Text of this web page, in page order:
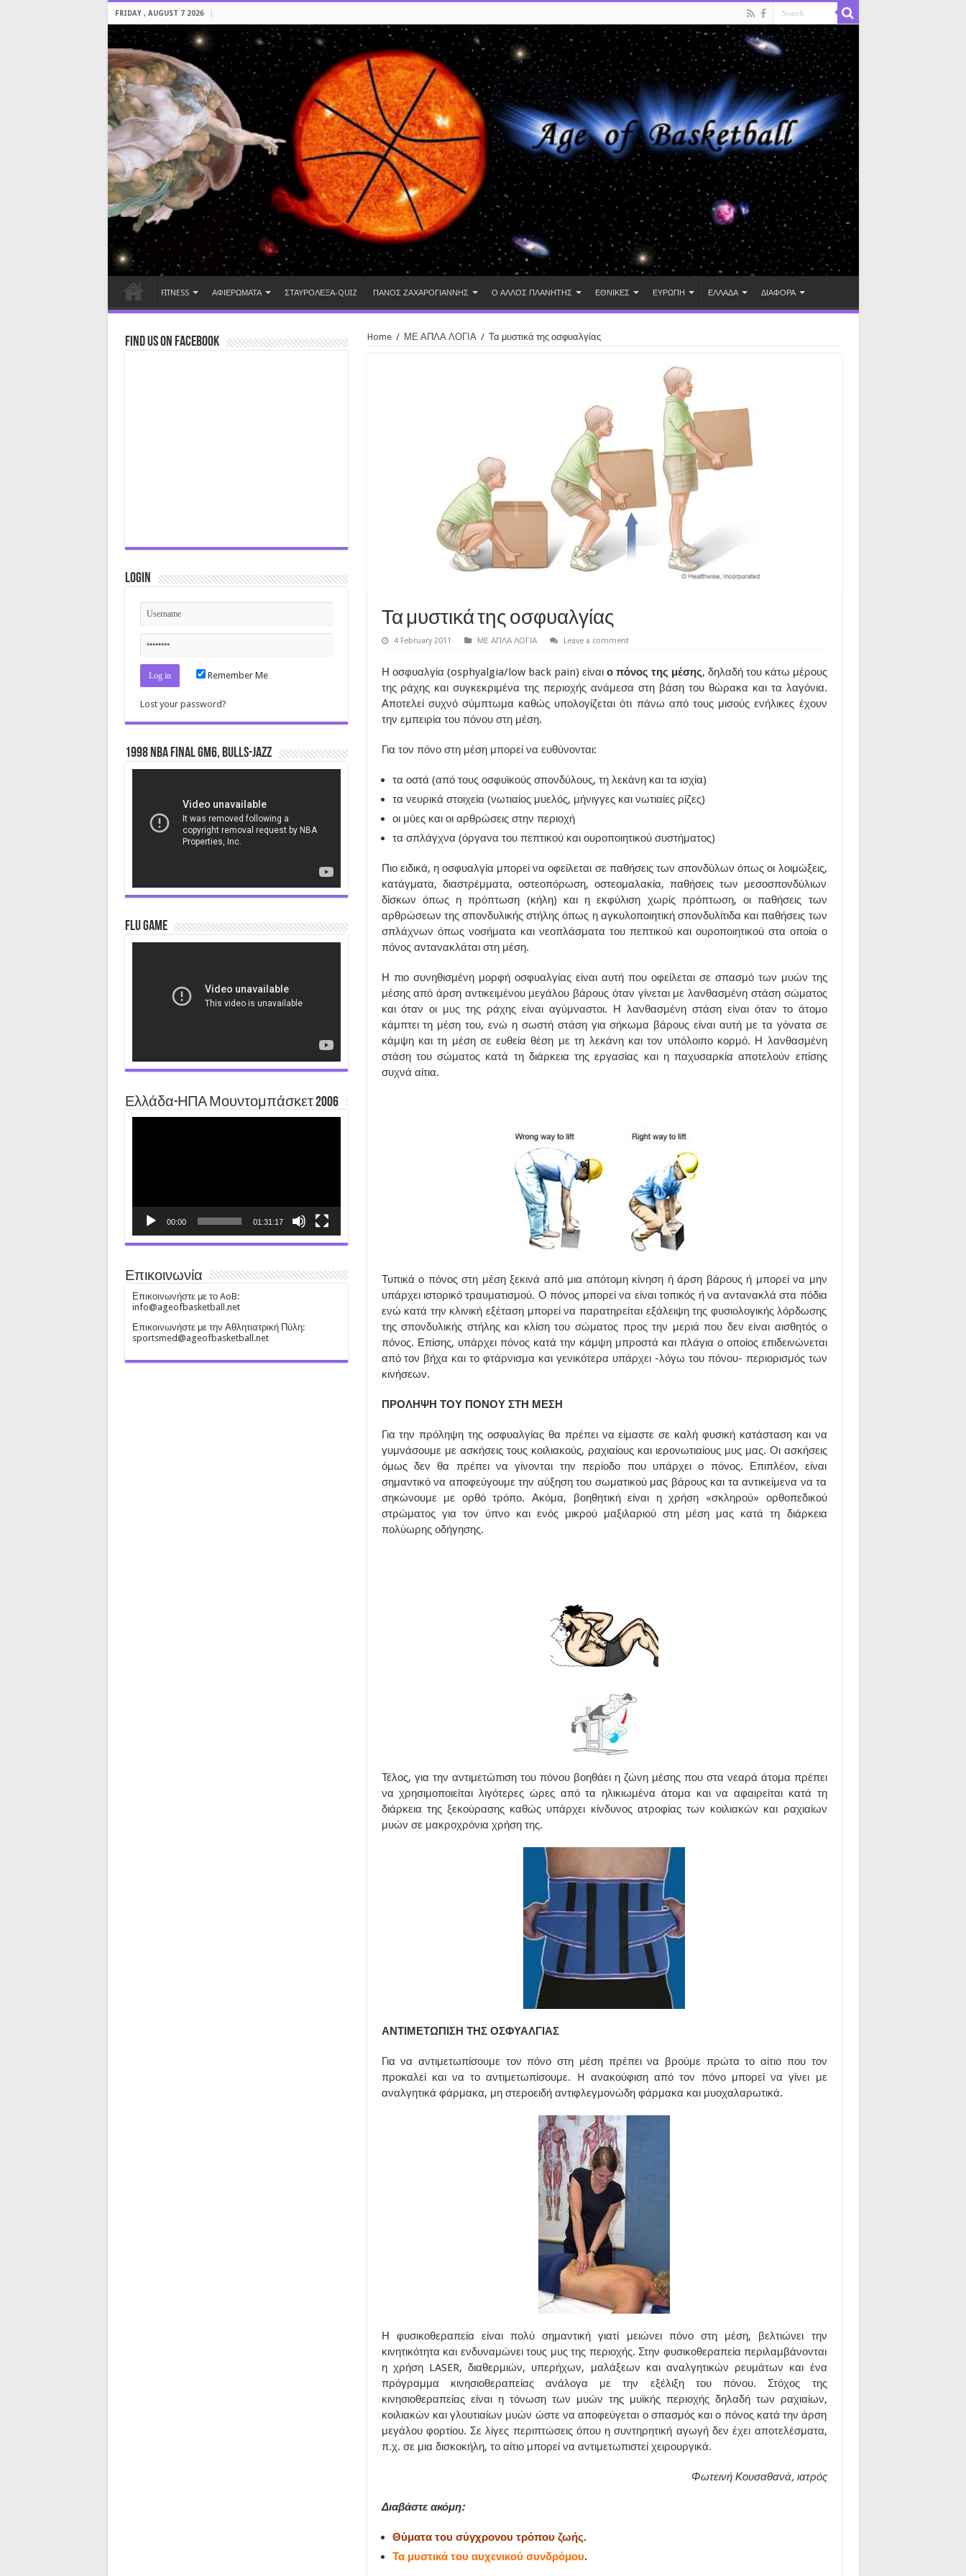
FRIDAY , AUGUST 7 2026
FITNESS ΑΦΙΕΡΩΜΑΤΑ ΣΤΑΥΡΟΛΕΞΑ-QUIZ ΠΑΝΟΣ ΖΑΧΑΡΟΓΙΑΝΝΗΣ Ο ΑΛΛΟΣ ΠΛΑΝΗΤΗΣ ΕΘΝΙΚΕΣ ΕΥΡΩΠΗ ΕΛΛΑΔΑ ΔΙΑΦΟΡΑ
Home / ΜΕ ΑΠΛΑ ΛΟΓΙΑ / Τα μυστικά της οσφυαλγίας
Τα μυστικά της οσφυαλγίας
4 February 2011 ΜΕ ΑΠΛΑ ΛΟΓΙΑ Leave a comment
Η οσφυαλγία (osphyalgia/low back pain) είναι ο πόνος της μέσης, δηλαδή του κάτω μέρους
της ράχης και συγκεκριμένα της περιοχής ανάμεσα στη βάση του θώρακα και τα λαγόνια.
Αποτελεί συχνό σύμπτωμα καθώς υπολογίζεται ότι πάνω από τους μισούς ενήλικες έχουν
την εμπειρία του πόνου στη μέση.
Για τον πόνο στη μέση μπορεί να ευθύνονται:
τα οστά (από τους οσφυϊκούς σπονδύλους, τη λεκάνη και τα ισχία)
τα νευρικά στοιχεία (νωτιαίος μυελός, μήνιγγες και νωτιαίες ρίζες)
οι μύες και οι αρθρώσεις στην περιοχή
τα σπλάγχνα (όργανα του πεπτικού και ουροποιητικού συστήματος)
Πιο ειδικά, η οσφυαλγία μπορεί να οφείλεται σε παθήσεις των σπονδύλων όπως οι λοιμώξεις,
κατάγματα, διαστρέμματα, οστεοπόρωση, οστεομαλακία, παθήσεις των μεσοσπονδύλιων
δίσκων όπως η πρόπτωση (κήλη) και η εκφύλιση χωρίς πρόπτωση, οι παθήσεις των
αρθρώσεων της σπονδυλικής στήλης όπως η αγκυλοποιητική σπονδυλίτιδα και παθήσεις των
σπλάχνων όπως νοσήματα και νεοπλάσματα του πεπτικού και ουροποιητικού στα οποία ο
πόνος αντανακλάται στη μέση.
Η πιο συνηθισμένη μορφή οσφυαλγίας είναι αυτή που οφείλεται σε σπασμό των μυών της
μέσης από άρση αντικειμένου μεγάλου βάρους όταν γίνεται με λανθασμένη στάση σώματος
και όταν οι μυς της ράχης είναι αγύμναστοι. Η λανθασμένη στάση είναι όταν το άτομο
κάμπτει τη μέση του, ενώ η σωστή στάση για σήκωμα βάρους είναι αυτή με τα γόνατα σε
κάμψη και τη μέση σε ευθεία θέση με τη λεκάνη και τον υπόλοιπο κορμό. Η λανθασμένη
στάση του σώματος κατά τη διάρκεια της εργασίας και η παχυσαρκία αποτελούν επίσης
συχνά αίτια.
Τυπικά ο πόνος στη μέση ξεκινά από μια απότομη κίνηση ή άρση βάρους ή μπορεί να μην
υπάρχει ιστορικό τραυματισμού. Ο πόνος μπορεί να είναι τοπικός ή να αντανακλά στα πόδια
ενώ κατά την κλινική εξέταση μπορεί να παρατηρείται εξάλειψη της φυσιολογικής λόρδωσης
της σπονδυλικής στήλης και κλίση του σώματος προς την μεριά που δεν είναι αισθητός ο
πόνος. Επίσης, υπάρχει πόνος κατά την κάμψη μπροστά και πλάγια ο οποίος επιδεινώνεται
από τον βήχα και το φτάρνισμα και γενικότερα υπάρχει -λόγω του πόνου- περιορισμός των
κινήσεων.
ΠΡΟΛΗΨΗ ΤΟΥ ΠΟΝΟΥ ΣΤΗ ΜΕΣΗ
Για την πρόληψη της οσφυαλγίας θα πρέπει να είμαστε σε καλή φυσική κατάσταση και να
γυμνάσουμε με ασκήσεις τους κοιλιακούς, ραχιαίους και ιερονωτιαίους μυς μας. Οι ασκήσεις
όμως δεν θα πρέπει να γίνονται την περίοδο που υπάρχει ο πόνος. Επιπλέον, είναι
σημαντικό να αποφεύγουμε την αύξηση του σωματικού μας βάρους και τα αντικείμενα να τα
σηκώνουμε με ορθό τρόπο. Ακόμα, βοηθητική είναι η χρήση «σκληρού» ορθοπεδικού
στρώματος για τον ύπνο και ενός μικρού μαξιλαριού στη μέση μας κατά τη διάρκεια
πολύωρης οδήγησης.
Τέλος, για την αντιμετώπιση του πόνου βοηθάει η ζώνη μέσης που στα νεαρά άτομα πρέπει
να χρησιμοποιείται λιγότερες ώρες από τα ηλικιωμένα άτομα και να αφαιρείται κατά τη
διάρκεια της ξεκούρασης καθώς υπάρχει κίνδυνος ατροφίας των κοιλιακών και ραχιαίων
μυών σε μακροχρόνια χρήση της.
ΑΝΤΙΜΕΤΩΠΙΣΗ ΤΗΣ ΟΣΦΥΑΛΓΙΑΣ
Για να αντιμετωπίσουμε τον πόνο στη μέση πρέπει να βρούμε πρώτα το αίτιο που τον
προκαλεί και να το αντιμετωπίσουμε. H ανακούφιση από τον πόνο μπορεί να γίνει με
αναλγητικά φάρμακα, μη στεροειδή αντιφλεγμονώδη φάρμακα και μυοχαλαρωτικά.
Η φυσικοθεραπεία είναι πολύ σημαντική γιατί μειώνει πόνο στη μέση, βελτιώνει την
κινητικότητα και ενδυναμώνει τους μυς της περιοχής. Στην φυσικοθεραπεία περιλαμβάνονται
η χρήση LASER, διαθερμιών, υπερήχων, μαλάξεων και αναλγητικών ρευμάτων και ένα
πρόγραμμα κινησιοθεραπείας ανάλογα με την εξέλιξη του πόνου. Στόχος της
κινησιοθεραπείας είναι η τόνωση των μυών της μυϊκής περιοχής δηλαδή των ραχιαίων,
κοιλιακών και γλουτιαίων μυών ώστε να αποφεύγεται ο σπασμός και ο πόνος κατά την άρση
μεγάλου φορτίου. Σε λίγες περιπτώσεις όπου η συντηρητική αγωγή δεν έχει αποτελέσματα,
π.χ. σε μια δισκοκήλη, το αίτιο μπορεί να αντιμετωπιστεί χειρουργικά.
Φωτεινή Κουσαθανά, ιατρός
Διαβάστε ακόμη:
Θύματα του σύγχρονου τρόπου ζωής.
Τα μυστικά του αυχενικού συνδρόμου.
Find us on Facebook
Login
Remember Me
Lost your password?
1998 NBA Final gm6, Bulls-Jazz
Flu Game
Ελλάδα-ΗΠΑ Μουντομπάσκετ 2006
00:00 01:31:17
Επικοινωνία
Επικοινωνήστε με το AoB:
info@ageofbasketball.net
Επικοινωνήστε με την Αθλητιατρική Πύλη:
sportsmed@ageofbasketball.net